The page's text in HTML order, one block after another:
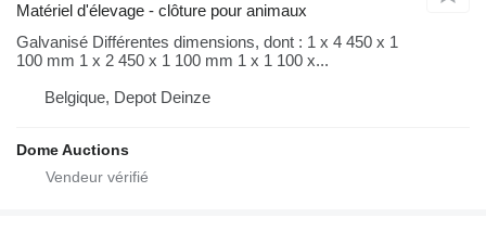
Matériel d'élevage - clôture pour animaux
Galvanisé Différentes dimensions, dont : 1 x 4 450 x 1
100 mm 1 x 2 450 x 1 100 mm 1 x 1 100 x...
Belgique, Depot Deinze
Dome Auctions